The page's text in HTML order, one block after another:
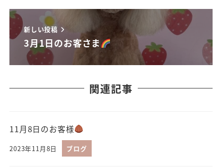
新しい投稿
3月1日のお客さま
関連記事
11月8日のお客様
2023年11月8日 ブログ